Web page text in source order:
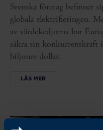
Svenska företag befinner
globala elektrifieringen.
av värdekedjorna har
säkra sin konkurrenskraft
biljoner dollar.
LÄS MER